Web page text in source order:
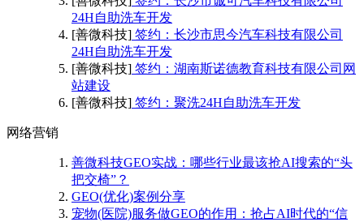
24H自助洗车开发
[善微科技] 签约：长沙市思今汽车科技有限公司
24H自助洗车开发
[善微科技] 签约：湖南斯诺德教育科技有限公司网
站建设
[善微科技] 签约：聚洗24H自助洗车开发
网络营销
善微科技GEO实战：哪些行业最该抢AI搜索的“头
把交椅”？
GEO(优化)案例分享
宠物(医院)服务做GEO的作用：抢占AI时代的“信